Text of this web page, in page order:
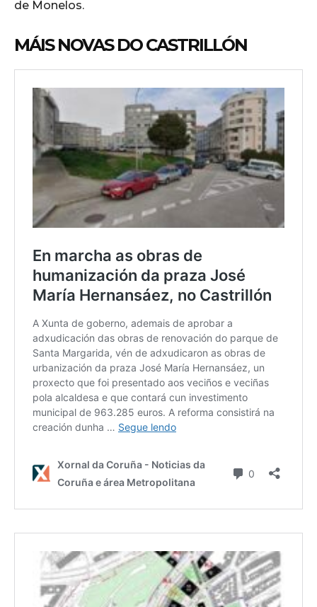
de Monelos.
MÁIS NOVAS DO CASTRILLÓN